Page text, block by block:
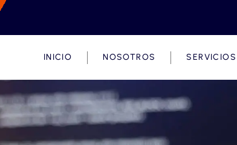
INICIO NOSOTROS